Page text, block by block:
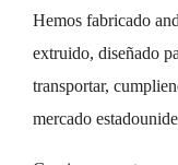
Hemos fabricado
extruido, diseñado
transportar,
mercado